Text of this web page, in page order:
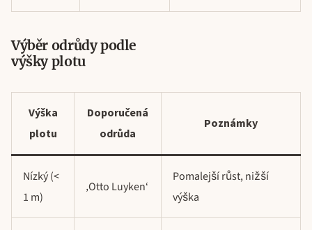
Výběr odrůdy podle
výšky plotu
Výška
plotu
Doporučená
odrůda
Poznámky
Nízký (<
1 m)
‚Otto Luyken‘
Pomalejší růst, nižší
výška